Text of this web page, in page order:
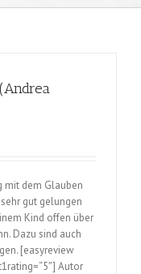
mit dem Glauben
gut gelungen
Kind offen über
Dazu sind auch
[easyreview
Autor